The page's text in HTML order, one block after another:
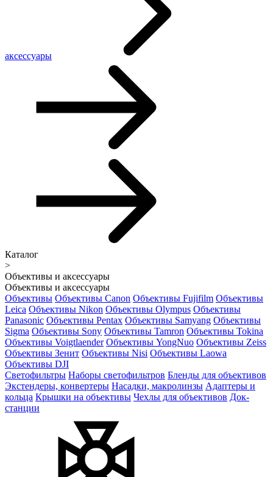
аксессуары
Каталог
>
Объективы и аксессуары
Объективы и аксессуары
Объективы Объективы Canon Объективы Fujifilm Объективы
Leica Объективы Nikon Объективы Olympus Объективы
Panasonic Объективы Pentax Объективы Samyang Объективы
Sigma Объективы Sony Объективы Tamron Объективы Tokina
Объективы Voigtlaender Объективы YongNuo Объективы Zeiss
Объективы Зенит Объективы Nisi Объективы Laowa
Объективы DJI
Светофильтры Наборы светофильтров Бленды для объективов
Экстендеры, конвертеры Насадки, макролинзы Адаптеры и
кольца Крышки на объективы Чехлы для объективов Док-
станции